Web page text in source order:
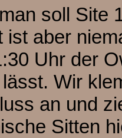
soll Site
ist aber
Uhr der
Wir
an und
Sitten